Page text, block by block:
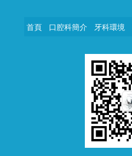
首頁 口腔科簡介 牙科環境